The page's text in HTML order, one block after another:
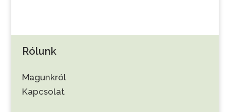
Rólunk
Magunkról
Kapcsolat